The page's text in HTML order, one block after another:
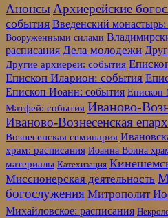
Анонсы Архиерейские
события Введенский монастырь:
Вооруженными силами
расписания Дела молодежи
Другие архиереи: события
Епископ Иларион: события
Епископ Иоанн: события Епископ
Матфей: события Иваново-
Иваново-Вознесенская
Вознесенская семинария
храм: расписания Иоанна Воина
материалы Катехизация
Миссионерская деятельность
богослужения Митрополит
Михайловское: расписания